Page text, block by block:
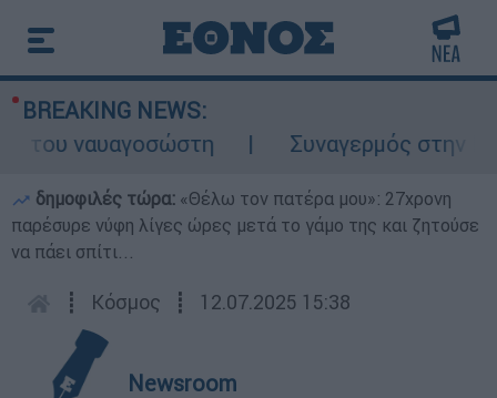
BREAKING NEWS:
ναυαγοσώστη
Συναγερμός στην
δημοφιλές τώρα: «Θέλω τον πατέρα μου»: 27χρονη
παρέσυρε νύφη λίγες ώρες μετά το γάμο της και ζητούσε
να πάει σπίτι...
┋ Κόσμος ┋ 12.07.2025 15:38
Newsroom